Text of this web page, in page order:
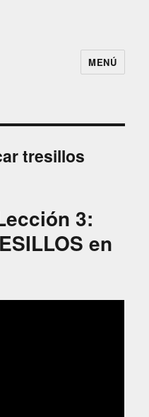
MENÚ
tresillos
3:
en